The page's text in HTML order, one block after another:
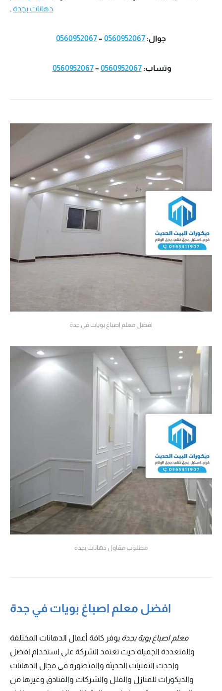
دهانات بجدة .
جوال: 0560952067
–
0560952067
وتساب:0560952067
–
0560952067
افضل معلم اصباغ بويات في جدة
مطلوب مقاول دهانات بجده
افضل معلم اصباغ بويات في جدة
معلم اصباغ بوية بجدة يوفر كافة أعمال الدهانات المختلفة
والمتعددة الجميلة حيث تعتمد الشركة على استخدام افضل
واحدث التقنيات الحديثة والمتطورة في مجال الدهانات
والديكورات للمنازل والفلل والشركات والفنادق وغيرها من